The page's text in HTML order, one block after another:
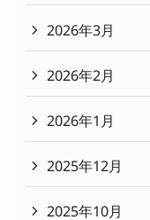
2026年3月
2026年2月
2026年1月
2025年12月
2025年10月